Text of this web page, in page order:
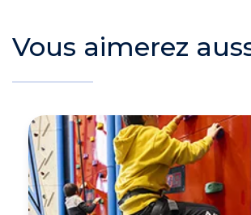
Vous aimerez